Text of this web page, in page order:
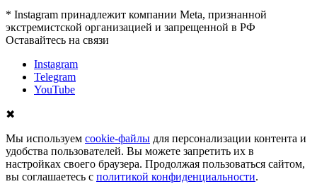
* Instagram принадлежит компании Meta, признанной
экстремистской организацией и запрещенной в РФ
Оставайтесь на связи
Instagram
Telegram
YouTube
✖
Мы используем cookie-файлы для персонализации контента и
удобства пользователей. Вы можете запретить их в
настройках своего браузера. Продолжая пользоваться сайтом,
вы соглашаетесь с политикой конфиденциальности.